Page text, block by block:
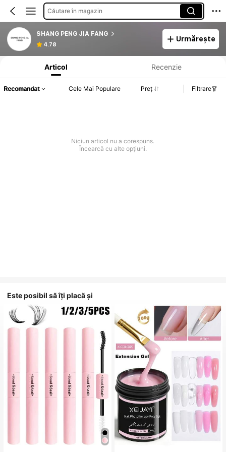
Căutare în magazin
SHANG PENG JIA FANG
4.78
Urmărește
Informații despre produs: Divulgarea prețului, detalii privind vânzările și stocul.
Articol Recenzie
Recomandat Cele Mai Populare Preț Filtrare
Niciun articol nu a corespuns.
Încearcă cu alte opțiuni.
Este posibil să îți placă și